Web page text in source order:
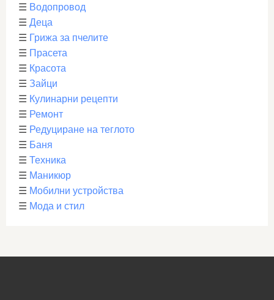
☰ Водопровод
☰ Деца
☰ Грижа за пчелите
☰ Прасета
☰ Красота
☰ Зайци
☰ Кулинарни рецепти
☰ Ремонт
☰ Редуциране на теглото
☰ Баня
☰ Техника
☰ Маникюр
☰ Мобилни устройства
☰ Мода и стил